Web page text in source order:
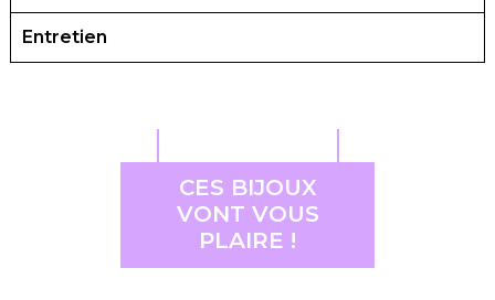
Entretien
CES BIJOUX
VONT VOUS
PLAIRE !